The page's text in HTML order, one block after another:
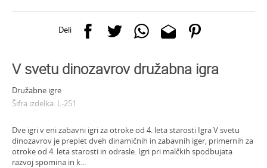
Deli
V svetu dinozavrov družabna igra
Družabne igre
Šifra izdelka: L-251
Dve igri v eni zabavni igri za otroke od 4. leta starosti Igra V svetu
dinozavrov je preplet dveh dinamičnih in zabavnih iger, primernih za
otroke od 4. leta starosti in odrasle. Igri pri malčkih spodbujata
razvoj spomina in k...